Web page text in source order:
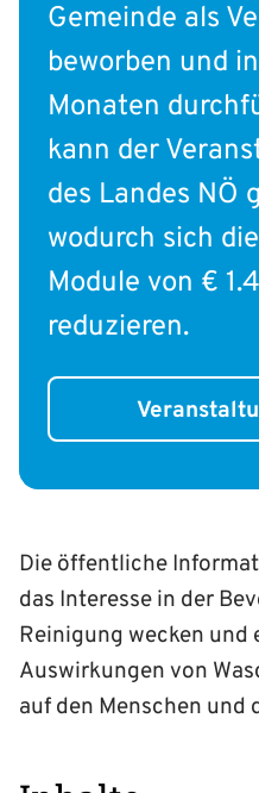
Gemeinde als
beworben und
Monaten
kann der
des Landes NÖ
wodurch sich
Module von €
reduzieren.
Die öffentliche
das Interesse in der
Reinigung wecken und
Auswirkungen von
auf den Menschen und